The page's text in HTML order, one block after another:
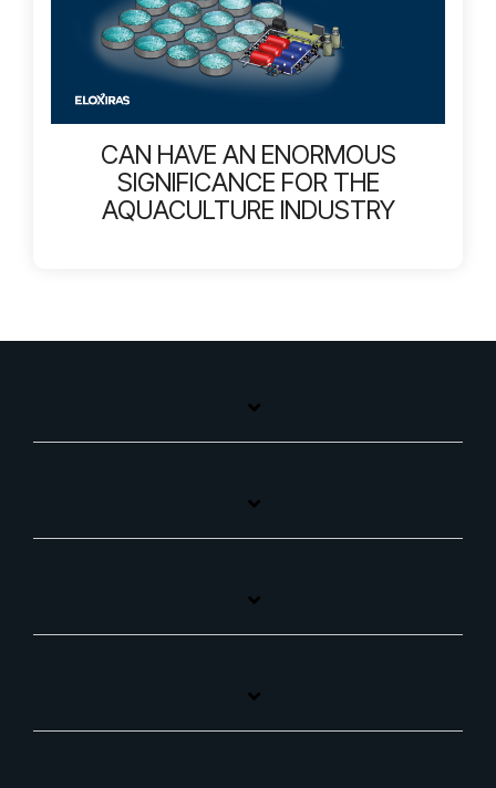
CAN HAVE AN ENORMOUS
SIGNIFICANCE FOR THE
AQUACULTURE INDUSTRY